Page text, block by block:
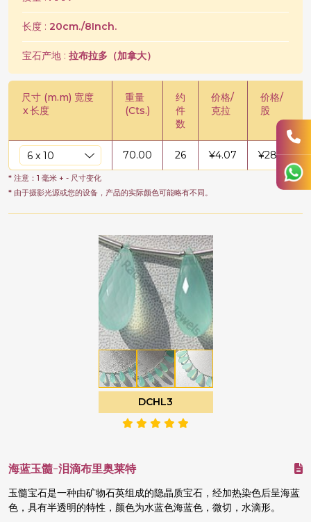
长度 : 20cm./8Inch.
宝石产地 : 拉布拉多（加拿大）
尺寸 (m.m) 宽度
x长度
重量
(Cts.)
约
件
数
价格/
克拉
价格/
股
70.00 26 ¥4.07 ¥285.14
* 注意：1 毫米 + - 尺寸变化
* 由于摄影光源或您的设备，产品的实际颜色可能略有不同。
DCHL3
海蓝玉髓-泪滴布里奥莱特
玉髓宝石是一种由矿物石英组成的隐晶质宝石，经加热染色后呈海蓝
色，具有半透明的特性，颜色为水蓝色海蓝色，微切，水滴形。